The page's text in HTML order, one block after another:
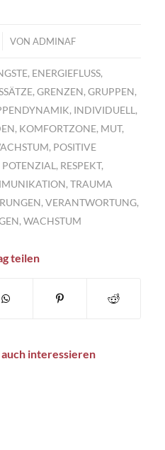
VONADMINAF
, ENERGIEFLUSS,
,GRENZEN,GRUPPEN,
, INDIVIDUELL ,
, KOMFORTZONE, MUT,
, POSITIVE
POTENZIAL , RESPEKT,
,TRAUMA
, VERANTWORTUNG,
,WACHSTUM
teilen
interessieren